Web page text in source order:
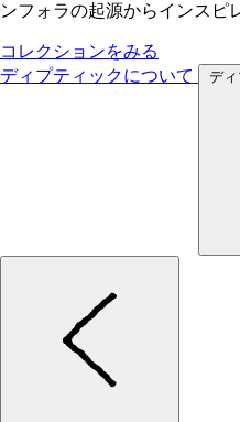
ンフォラの起源からインスピ
コレクションをみる
ディプティックについて
デ